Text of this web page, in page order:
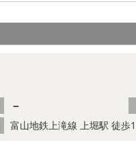
富山地鉄上滝線 上堀駅 徒歩
－